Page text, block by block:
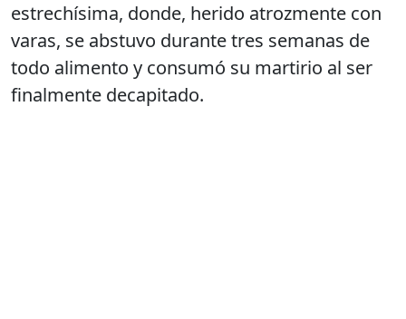
estrechísima, donde, herido atrozmente con
varas, se abstuvo durante tres semanas de
todo alimento y consumó su martirio al ser
finalmente decapitado.